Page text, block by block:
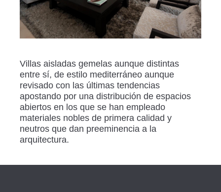
Villas aisladas gemelas aunque distintas
entre sí, de estilo mediterráneo aunque
revisado con las últimas tendencias
apostando por una distribución de espacios
abiertos en los que se han empleado
materiales nobles de primera calidad y
neutros que dan preeminencia a la
arquitectura.